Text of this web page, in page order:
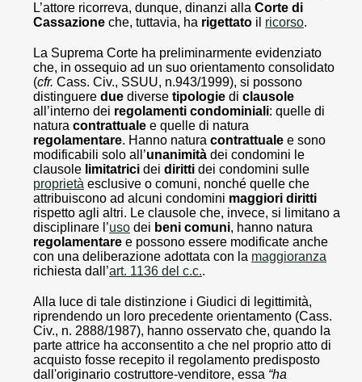
L’attore ricorreva, dunque, dinanzi alla Corte di
Cassazione che, tuttavia, ha rigettato il ricorso.
La Suprema Corte ha preliminarmente evidenziato
che, in ossequio ad un suo orientamento consolidato
(cfr. Cass. Civ., SSUU, n.943/1999), si possono
distinguere due diverse tipologie di clausole
all’interno dei regolamenti condominiali: quelle di
natura contrattuale e quelle di natura
regolamentare. Hanno natura contrattuale e sono
modificabili solo all’unanimità dei condomini le
clausole limitatrici dei diritti dei condomini sulle
proprietà esclusive o comuni, nonché quelle che
attribuiscono ad alcuni condomini maggiori diritti
rispetto agli altri. Le clausole che, invece, si limitano a
disciplinare l’uso dei beni comuni, hanno natura
regolamentare e possono essere modificate anche
con una deliberazione adottata con la maggioranza
richiesta dall’art. 1136 del c.c..
Alla luce di tale distinzione i Giudici di legittimità,
riprendendo un loro precedente orientamento (Cass.
Civ., n. 2888/1987), hanno osservato che, quando la
parte attrice ha acconsentito a che nel proprio atto di
acquisto fosse recepito il regolamento predisposto
dall'originario costruttore-venditore, essa “ha